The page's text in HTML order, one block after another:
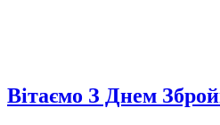
Вітаємо З Днем